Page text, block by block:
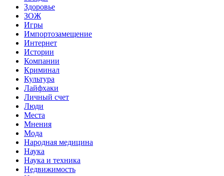
Здоровье
ЗОЖ
Игры
Импортозамещение
Интернет
Истории
Компании
Криминал
Культура
Лайфхаки
Личный счет
Люди
Места
Мнения
Мода
Народная медицина
Наука
Наука и техника
Недвижимость